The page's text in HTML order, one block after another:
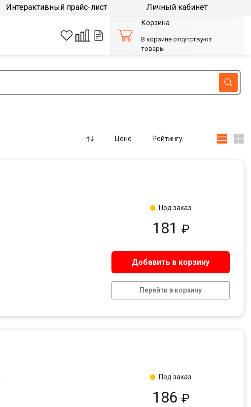
Цене Рейтингу
181 ₽
Добавить в корзину
Перейти в корзину
Под заказ
186 ₽
Под заказ
Интерактивный прайс-лист Личный кабинет
Корзина
В корзине отсутствуют
товары